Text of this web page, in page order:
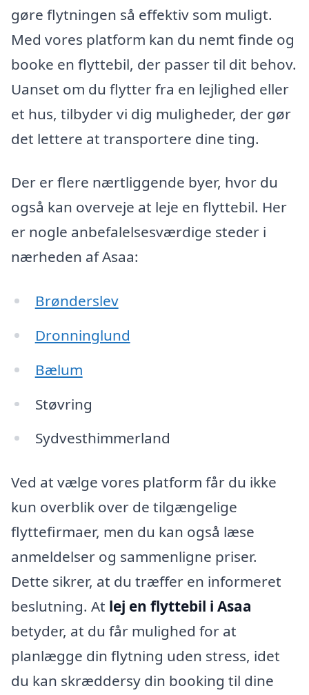
gøre flytningen så effektiv som muligt.
Med vores platform kan du nemt finde og
booke en flyttebil, der passer til dit behov.
Uanset om du flytter fra en lejlighed eller
et hus, tilbyder vi dig muligheder, der gør
det lettere at transportere dine ting.
Der er flere nærtliggende byer, hvor du
også kan overveje at leje en flyttebil. Her
er nogle anbefalelsesværdige steder i
nærheden af Asaa:
Brønderslev
Dronninglund
Bælum
Støvring
Sydvesthimmerland
Ved at vælge vores platform får du ikke
kun overblik over de tilgængelige
flyttefirmaer, men du kan også læse
anmeldelser og sammenligne priser.
Dette sikrer, at du træffer en informeret
beslutning. At lej en flyttebil i Asaa
betyder, at du får mulighed for at
planlægge din flytning uden stress, idet
du kan skræddersy din booking til dine